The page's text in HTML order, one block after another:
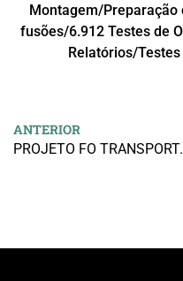
Montagem/Preparação
fusões/6.912 Testes de
Relatórios/
ANTERIOR
PROJETO FO